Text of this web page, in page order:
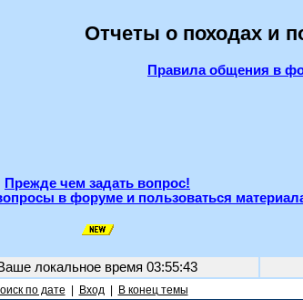
Отчеты о походах и
Правила общения в
Прежде чем задать вопрос!
в форуме и пользоваться
локальное время 03:55:43
по дате Вход| В конец темы